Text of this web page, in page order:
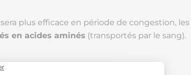
plus efficace en période de congestion, les
en acides aminés (transportés par le sang).